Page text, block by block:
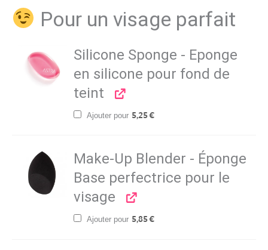
Pour un visage parfait
Silicone Sponge - Eponge
en silicone pour fond de
teint
Ajouter pour 5,25€
Make-Up Blender - Éponge
Base perfectrice pour le
visage
Ajouter pour 5,85€